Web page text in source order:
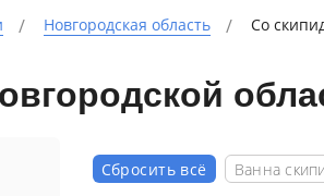
Новгородская область Со
Сбросить всё Ванна